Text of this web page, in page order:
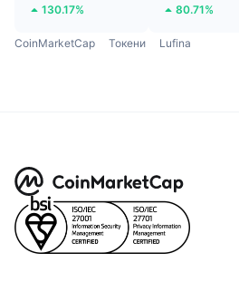
130.17% 80.71%
CoinMarketCap Токени Lufina